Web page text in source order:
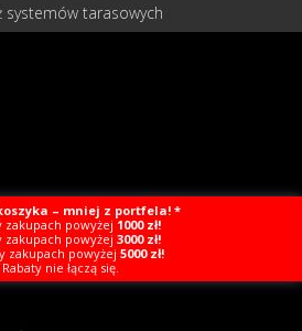
systemów tarasowych
– mniej z portfela! *
zakupach powyżej 1000 zł!
zakupach powyżej 3000 zł!
zakupach powyżej 5000 zł!
nie łączą się.